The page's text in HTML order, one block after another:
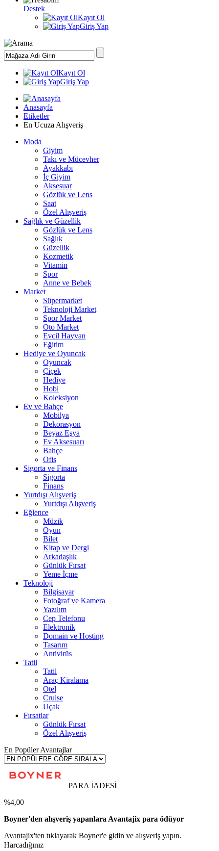
Destek
Kayıt Ol
Giriş Yap
Kayıt Ol
Giriş Yap
Anasayfa
Etiketler
En Ucuza Alışveriş
Moda
Giyim
Takı ve Mücevher
Ayakkabı
İç Giyim
Aksesuar
Gözlük ve Lens
Saat
Özel Alışveriş
Sağlık ve Güzellik
Gözlük ve Lens
Sağlık
Güzellik
Kozmetik
Vitamin
Spor
Anne ve Bebek
Market
Süpermarket
Teknoloji Market
Spor Market
Oto Market
Evcil Hayvan
Eğitim
Hediye ve Oyuncak
Oyuncak
Çiçek
Hediye
Hobi
Koleksiyon
Ev ve Bahçe
Mobilya
Dekorasyon
Beyaz Eşya
Ev Aksesuarı
Bahçe
Ofis
Sigorta ve Finans
Sigorta
Finans
Yurtdışı Alışveriş
Yurtdışı Alışveriş
Eğlence
Müzik
Oyun
Bilet
Kitap ve Dergi
Arkadaşlık
Günlük Fırsat
Yeme İçme
Teknoloji
Bilgisayar
Fotoğraf ve Kamera
Yazılım
Cep Telefonu
Elektronik
Domain ve Hosting
Tasarım
Antivirüs
Tatil
Tatil
Araç Kiralama
Otel
Cruise
Uçak
Fırsatlar
Günlük Fırsat
Özel Alışveriş
En Popüler Avantajlar
PARA İADESİ
%4,00
Boyner'den alışveriş yapanlara Avantajix para ödüyor
Avantajix'ten tıklayarak Boyner'e gidin ve alışveriş yapın.
Harcadığınız